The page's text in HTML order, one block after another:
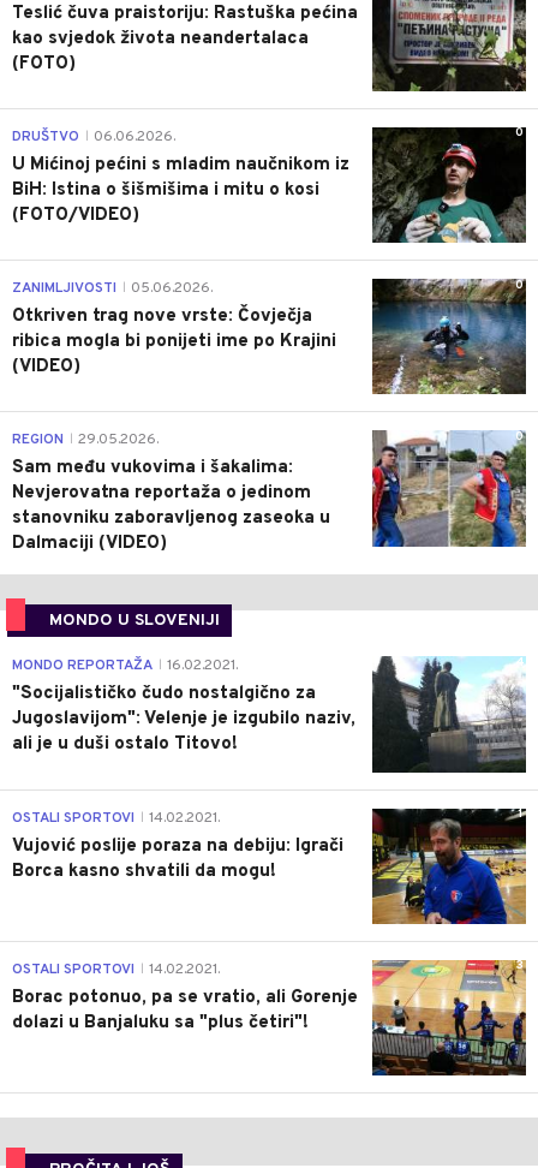
Teslić čuva praistoriju: Rastuška pećina
kao svjedok života neandertalaca
(FOTO)
0
DRUŠTVO 06.06.2026.
U Mićinoj pećini s mladim naučnikom iz
BiH: Istina o šišmišima i mitu o kosi
(FOTO/VIDEO)
0
ZANIMLJIVOSTI 05.06.2026.
Otkriven trag nove vrste: Čovječja
ribica mogla bi ponijeti ime po Krajini
(VIDEO)
0
REGION 29.05.2026.
Sam među vukovima i šakalima:
Nevjerovatna reportaža o jedinom
stanovniku zaboravljenog zaseoka u
Dalmaciji (VIDEO)
MONDO U SLOVENIJI
4
MONDO REPORTAŽA 16.02.2021.
"Socijalističko čudo nostalgično za
Jugoslavijom": Velenje je izgubilo naziv,
ali je u duši ostalo Titovo!
1
OSTALI SPORTOVI 14.02.2021.
Vujović poslije poraza na debiju: Igrači
Borca kasno shvatili da mogu!
3
OSTALI SPORTOVI 14.02.2021.
Borac potonuo, pa se vratio, ali Gorenje
dolazi u Banjaluku sa "plus četiri"!